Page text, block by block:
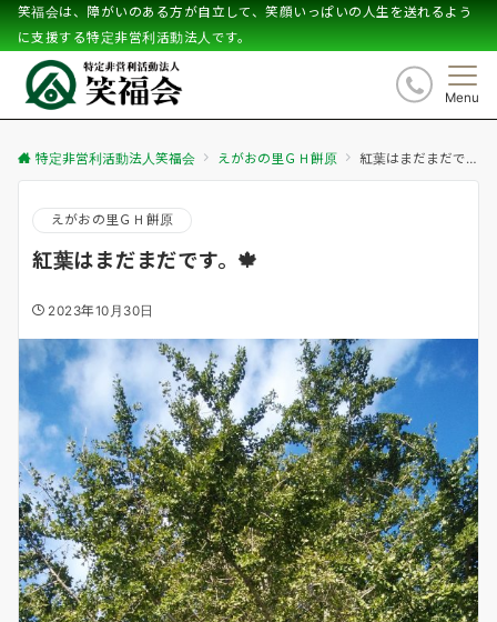
笑福会は、障がいのある方が自立して、笑顔いっぱいの人生を送れるよう
に支援する特定非営利活動法人です。
Menu
特定非営利活動法人笑福会 えがおの里ＧＨ餅原 紅葉はまだまだです。🍁
えがおの里ＧＨ餅原
紅葉はまだまだです。🍁
2023年10月30日